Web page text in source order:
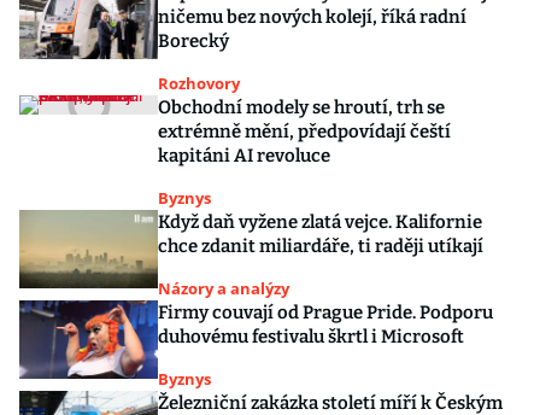
ničemu bez nových kolejí, říká radní
Borecký
Rozhovory
Obchodní modely se hroutí, trh se
extrémně mění, předpovídají čeští
kapitáni AI revoluce
Byznys
Když daň vyžene zlatá vejce. Kalifornie
chce zdanit miliardáře, ti raději utíkají
Názory a analýzy
Firmy couvají od Prague Pride. Podporu
duhovému festivalu škrtl i Microsoft
Byznys
Železniční zakázka století míří k Českým